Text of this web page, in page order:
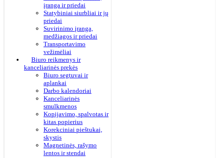
įranga ir priedai
Statybiniai siurbliai ir jų
priedai
Suvirinimo įranga,
medžiagos ir priedai
Transportavimo
vežimėliai
Biuro reikmenys ir
kanceliarinės prekės
Biuro segtuvai ir
aplankai
Darbo kalendoriai
Kanceliarinės
smulkmenos
Kopijavimo, spalvotas ir
kitas popierius
Korekciniai pieštukai,
skystis
Magnetinės, rašymo
lentos ir stendai